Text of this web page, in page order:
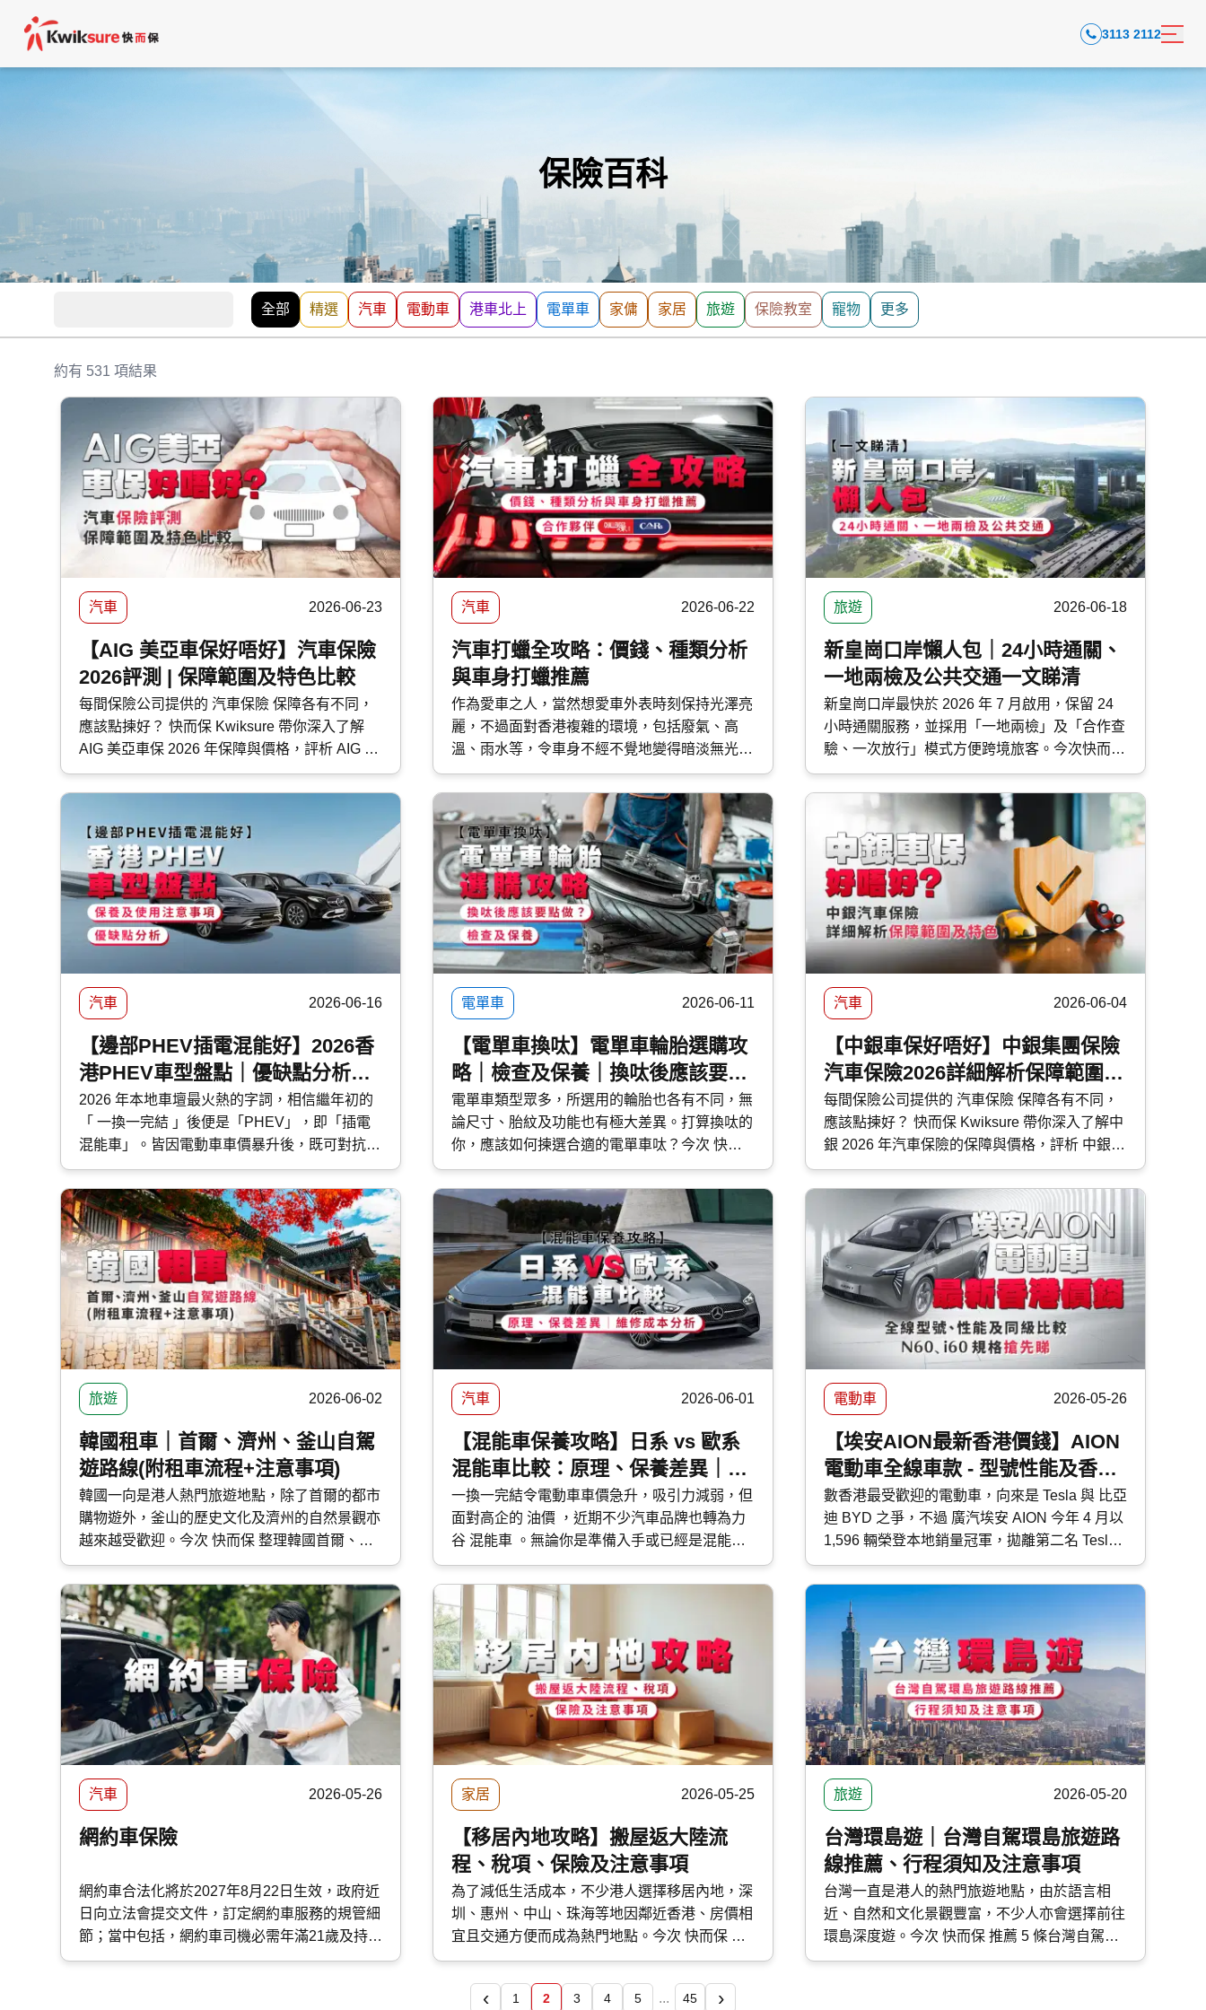
3113 2112
保險百科
全部 精選 汽車 電動車 港車北上 電單車 家傭 家居 旅遊 保險教室 寵物 更多
約有 531 項結果
汽車 2026-06-23
【AIG 美亞車保好唔好】汽車保險
2026評測 | 保障範圍及特色比較
每間保險公司提供的 汽車保險 保障各有不同，
應該點揀好？ 快而保 Kwiksure 帶你深入了解
AIG 美亞車保 2026 年保障與價格，評析 AIG 美
亞 汽車保險 優缺點，助你選擇最適合的車保方
案。
汽車 2026-06-22
汽車打蠟全攻略：價錢、種類分析
與車身打蠟推薦
作為愛車之人，當然想愛車外表時刻保持光澤亮
麗，不過面對香港複雜的環境，包括廢氣、高
溫、雨水等，令車身不經不覺地變得暗淡無光，
如果不及時打理保護，隨時會對車漆造成不可逆
轉的傷害。 要保護車漆，最高性價比的方法首
選汽車打蠟。然而，坊間的汽車蠟種類繁多，價
錢由 DIY 的百多元，到汽車美容店的幾千元不
等，到底該如何選擇？傳統打蠟與近年流行的
汽車鍍膜 又有甚麼分別？ 快而保 為你一文看清
汽車打蠟的好處、種類、價錢比較及常見問題，
助你選出最適合愛車的護理方案！
旅遊 2026-06-18
新皇崗口岸懶人包｜24小時通關、
一地兩檢及公共交通一文睇清
新皇崗口岸最快於 2026 年 7 月啟用，保留 24
小時通關服務，並採用「一地兩檢」及「合作查
驗、一次放行」模式方便跨境旅客。今次快而保
整合新皇崗口岸通關資訊、運作模式及公共交通
路線，一文了解深港通關最新消息。
汽車 2026-06-16
【邊部PHEV插電混能好】2026香
港PHEV車型盤點｜優缺點分析｜
保養及使用注意事項
2026 年本地車壇最火熱的字詞，相信繼年初的
「 一換一完結 」後便是「PHEV」，即「插電
混能車」。皆因電動車車價暴升後，既可對抗油
魔又毋須為續航距離而煩惱的 PHEV 插電混能
車型，便成為各大代理力谷對象。今次 快而保
便為大家盤點本地最新的 PHEV 混能車型外，
還有選購及日常使用時的注意事項。
電單車 2026-06-11
【電單車換呔】電單車輪胎選購攻
略｜檢查及保養｜換呔後應該要點
做？
電單車類型眾多，所選用的輪胎也各有不同，無
論尺寸、胎紋及功能也有極大差異。打算換呔的
你，應該如何揀選合適的電單車呔？今次 快而
保 便與大家探討電單車輪胎的特性，選購時的
注意事項，以及換呔後應該要點做。 快而保
Kwiksure 超過 25 年專營保險計劃經驗，比較逾
60 間保險公司，提供特低 電單車保費 。
汽車 2026-06-04
【中銀車保好唔好】中銀集團保險
汽車保險2026詳細解析保障範圍及
特色
每間保險公司提供的 汽車保險 保障各有不同，
應該點揀好？ 快而保 Kwiksure 帶你深入了解中
銀 2026 年汽車保險的保障與價格，評析 中銀汽
車保險 優缺點，助你選擇最合適的車保方案。
旅遊 2026-06-02
韓國租車｜首爾、濟州、釜山自駕
遊路線(附租車流程+注意事項)
韓國一向是港人熱門旅遊地點，除了首爾的都市
購物遊外，釜山的歷史文化及濟州的自然景觀亦
越來越受歡迎。今次 快而保 整理韓國首爾、濟
州及釜山自駕遊路線，並分享韓國租車流程及注
意事項。
汽車 2026-06-01
【混能車保養攻略】日系 vs 歐系
混能車比較：原理、保養差異｜維
修成本分析
一換一完結令電動車車價急升，吸引力減弱，但
面對高企的 油價 ，近期不少汽車品牌也轉為力
谷 混能車 。無論你是準備入手或已經是混能車
主，應該如何分辨不同種類的混能車？應該如何
保養混能車？今次 快而保 便與大家分享日系與
歐系混能車特點及混能車保養攻略。
電動車 2026-05-26
【埃安AION最新香港價錢】AION
電動車全線車款 - 型號性能及香港
售價比較｜N60、i60 規格搶先睇
數香港最受歡迎的電動車，向來是 Tesla 與 比亞
迪 BYD 之爭，不過 廣汽埃安 AION 今年 4 月以
1,596 輛榮登本地銷量冠軍，拋離第二名 Tesla
逾 10%，究竟廣汽埃安 AION 有何吸引力，以
黑馬姿態跑贏 Tesla 及 BYD 比亞迪？今天 快而
保 便與大家詳細講解廣汽埃安 AION 各型號的
功能、特點及定位，以及售後保養等各種準車主
關心的問題。 快而保 超過 25 年專營 汽車保險
經驗，比較逾 60 間保險公司，提供特低 全保 及
三保 保費。
汽車 2026-05-26
網約車保險
網約車合法化將於2027年8月22日生效，政府近
日向立法會提交文件，訂定網約車服務的規管細
節；當中包括，網約車司機必需年滿21歲及持有
香港永久性居民身份證、且須持有駕駛執照超過
家居 2026-05-25
【移居內地攻略】搬屋返大陸流
程、稅項、保險及注意事項
為了減低生活成本，不少港人選擇移居內地，深
圳、惠州、中山、珠海等地因鄰近香港、房價相
宜且交通方便而成為熱門地點。今次 快而保 詳
細講解搬屋返大陸的規定、流程、 保險及注意
事項，減輕跨境搬家的煩惱。
旅遊 2026-05-20
台灣環島遊｜台灣自駕環島旅遊路
線推薦、行程須知及注意事項
台灣一直是港人的熱門旅遊地點，由於語言相
近、自然和文化景觀豐富，不少人亦會選擇前往
環島深度遊。今次 快而保 推薦 5 條台灣自駕環
島路線，涵蓋長途、短途及快閃旅遊，幫助大家
‹ 1 2 3 4 5 ... 45 ›